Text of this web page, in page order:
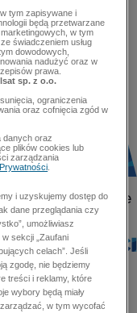
tym zapisywane i
będą przetwarzane
w tym
świadczeniem usług
dowodowych,
nadużyć oraz w
prawa.
sp. z o.o.
ograniczenia
oraz cofnięcia zgód w
danych oraz
plików cookies lub
zarządzania
i uzyskujemy dostęp do
dane przeglądania czy
umożliwiasz
sekcji „Zaufani
celach”. Jeśli
zgodę, nie będziemy
treści i reklamy, które
wybory będą miały
w tym wycofać